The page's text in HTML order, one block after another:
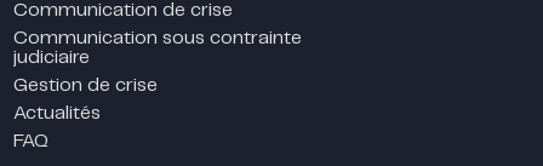
Communication de crise
Communication sous contrainte
judiciaire
Gestion de crise
Actualités
FAQ